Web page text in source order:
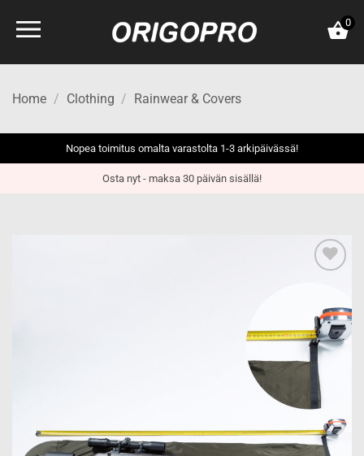
0
Home / Clothing / Rainwear & Covers
Nopea toimitus omalta varastolta 1-3 arkipäivässä!
Osta nyt - maksa 30 päivän sisällä!